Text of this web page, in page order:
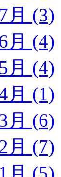
月 (3)
月 (4)
月 (4)
月 (1)
月 (6)
月 (7)